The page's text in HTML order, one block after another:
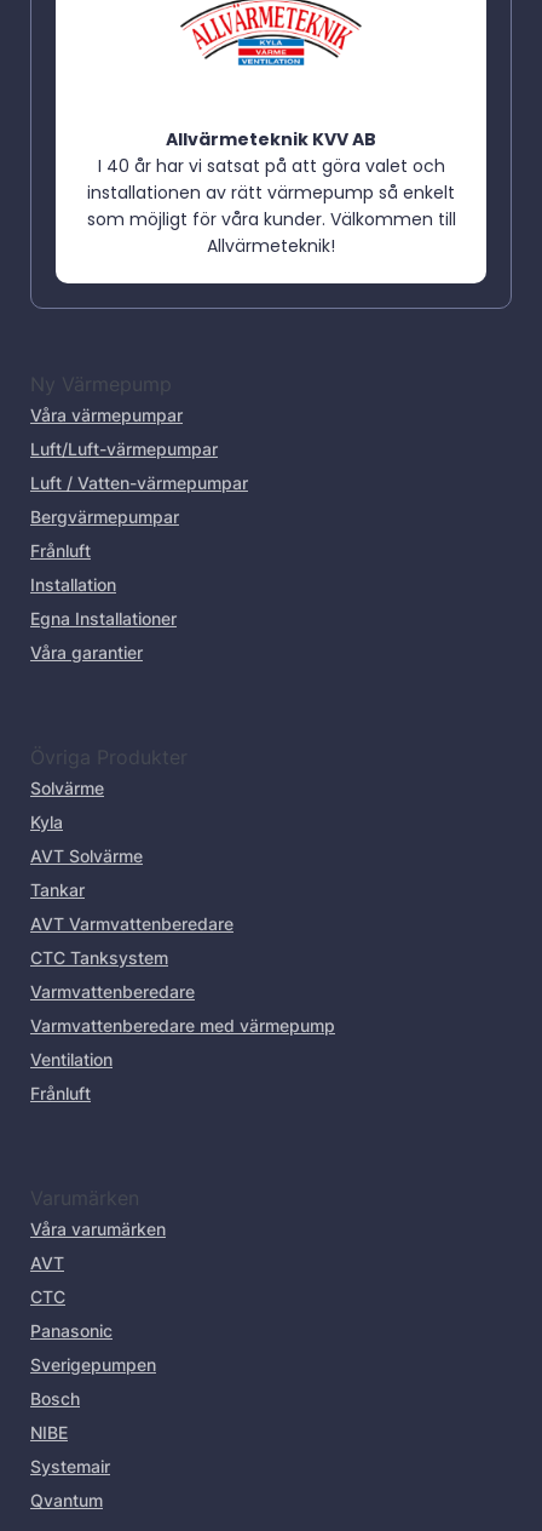
Allvärmeteknik KVV AB
I 40 år har vi satsat på att göra valet och
installationen av rätt värmepump så enkelt
som möjligt för våra kunder. Välkommen till
Allvärmeteknik!
Ny Värmepump
Våra värmepumpar
Luft/Luft-värmepumpar
Luft / Vatten-värmepumpar
Bergvärmepumpar
Frånluft
Installation
Egna Installationer
Våra garantier
Övriga Produkter
Solvärme
Kyla
AVT Solvärme
Tankar
AVT Varmvattenberedare
CTC Tanksystem
Varmvattenberedare
Varmvattenberedare med värmepump
Ventilation
Frånluft
Varumärken
Våra varumärken
AVT
CTC
Panasonic
Sverigepumpen
Bosch
NIBE
Systemair
Qvantum